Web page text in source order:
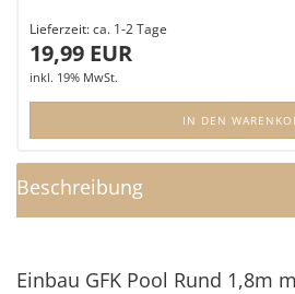
Lieferzeit:ca. 1-2 Tage
19,99 EUR
inkl. 19% MwSt.
IN DEN
Beschreibung
Einbau GFK Pool Rund 1,8m